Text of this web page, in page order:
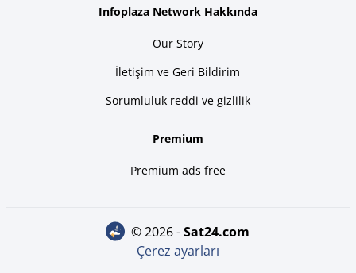
Infoplaza Network Hakkında
Our Story
İletişim ve Geri Bildirim
Sorumluluk reddi ve gizlilik
Premium
Premium ads free
© 2026 - sat24.com
Çerez ayarları